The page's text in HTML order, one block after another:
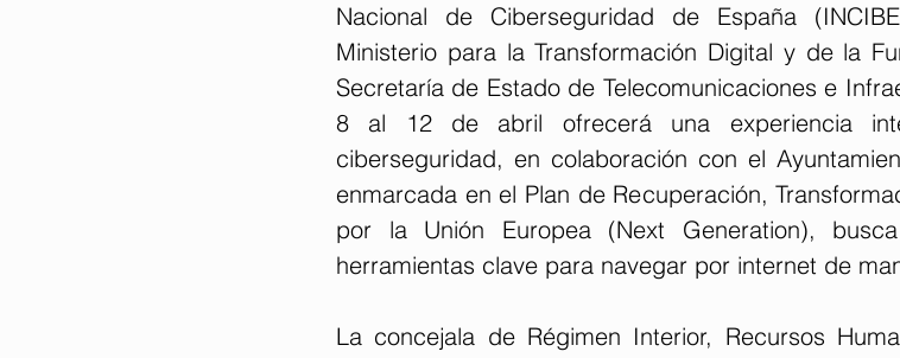
Nacional de Ciberseguridad de España
Ministerio para la Transformación Digital y de la
Secretaría de Estado de Telecomunicaciones e
8 al 12 de abril ofrecerá una experiencia
ciberseguridad, en colaboración con el
enmarcada en el Plan de Recuperación,
por la Unión Europea (Next Generation),
herramientas clave para navegar por internet de
La concejala de Régimen Interior, Recursos